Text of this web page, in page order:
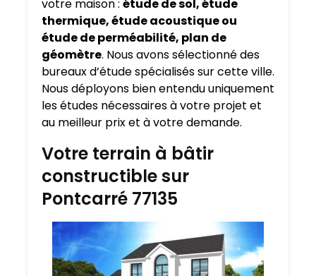
votre maison : étude de sol, étude
thermique, étude acoustique ou
étude de perméabilité, plan de
géomètre. Nous avons sélectionné des
bureaux d’étude spécialisés sur cette ville.
Nous déployons bien entendu uniquement
les études nécessaires à votre projet et
au meilleur prix et à votre demande.
Votre terrain à bâtir
constructible sur
Pontcarré 77135